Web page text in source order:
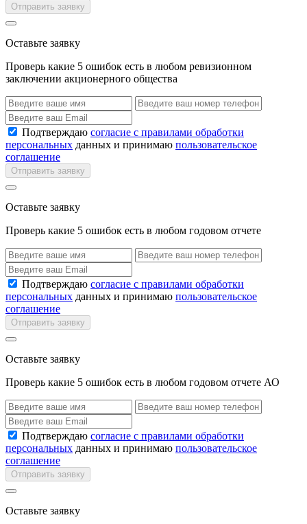
Отправить заявку
Оставьте заявку
Проверь какие 5 ошибок есть в любом ревизионном
заключении акционерного общества
Подтверждаю согласие с правилами обработки
персональных данных и принимаю пользовательское
соглашение
Отправить заявку
Оставьте заявку
Проверь какие 5 ошибок есть в любом годовом отчете
Подтверждаю согласие с правилами обработки
персональных данных и принимаю пользовательское
соглашение
Отправить заявку
Оставьте заявку
Проверь какие 5 ошибок есть в любом годовом отчете АО
Подтверждаю согласие с правилами обработки
персональных данных и принимаю пользовательское
соглашение
Отправить заявку
Оставьте заявку